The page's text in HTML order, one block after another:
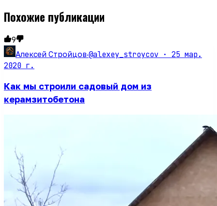
Похожие публикации
9
Алексей Стройцов·@alexey_stroycov · 25 мар.
2020 г.
Как мы строили садовый дом из
керамзитобетона